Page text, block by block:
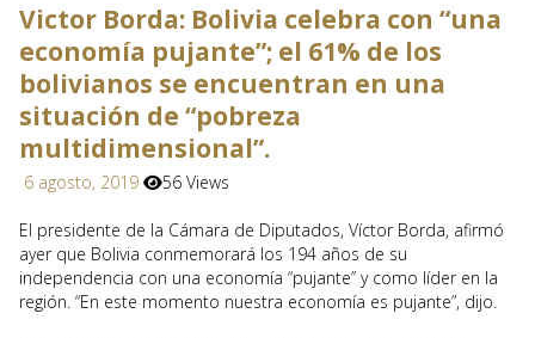
Victor Borda: Bolivia celebra con “una
economía pujante”; el 61% de los
bolivianos se encuentran en una
situación de “pobreza
multidimensional”.
6 agosto, 2019 56 Views
El presidente de la Cámara de Diputados, Víctor Borda, afirmó
ayer que Bolivia conmemorará los 194 años de su
independencia con una economía “pujante” y como líder en la
región. “En este momento nuestra economía es pujante”, dijo.